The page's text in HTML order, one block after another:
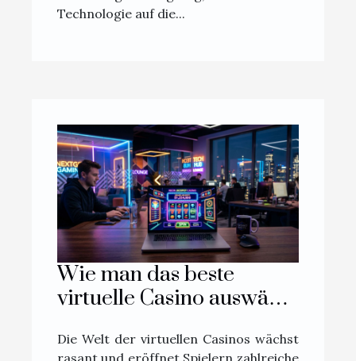
Technologie auf die...
Wie man das beste
virtuelle Casino auswählt:
Leitfaden
Die Welt der virtuellen Casinos wächst
rasant und eröffnet Spielern zahlreiche